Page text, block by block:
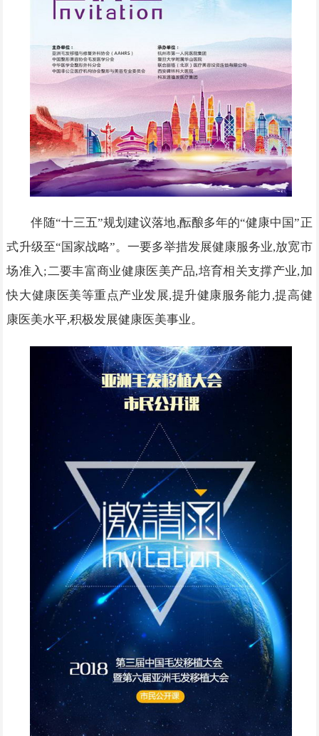
伴随“十三五”规划建议落地,酝酿多年的“健康中国”正
式升级至“国家战略”。一要多举措发展健康服务业,放宽市
场准入;二要丰富商业健康医美产品,培育相关支撑产业,加
快大健康医美等重点产业发展,提升健康服务能力,提高健
康医美水平,积极发展健康医美事业。